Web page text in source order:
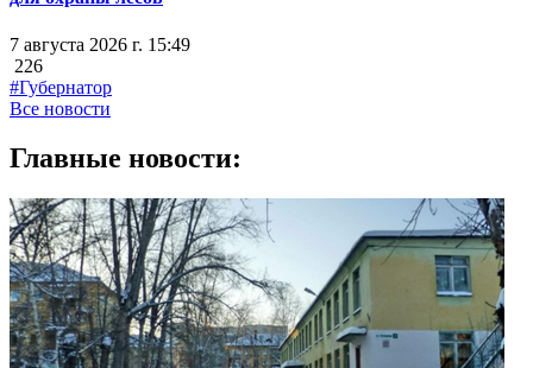
7 августа 2026 г. 15:49
226
#Губернатор
Все новости
Главные новости: